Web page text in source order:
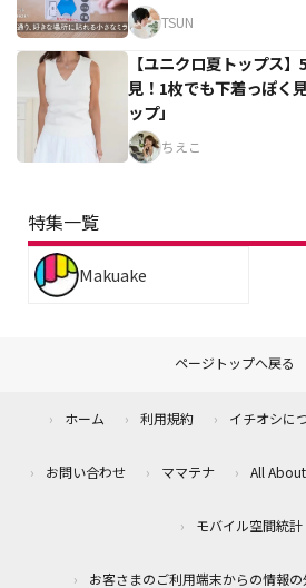
TSUN
【ユニクロ夏トップス
見！1枚でも下着っぽく
ップ」
ちえこ
特集一覧
Makuake
ページトップへ戻る
ホーム 利用規約 イチオシに
お問い合わせ ママテナ All About
モバイル空間統計
お客さまのご利用端末からの情報